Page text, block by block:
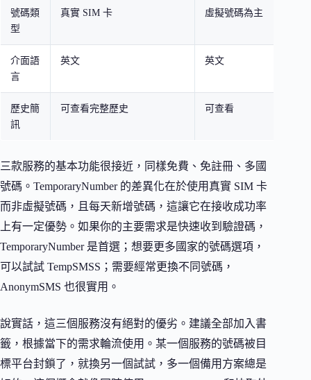
號碼類
型
真實 SIM 卡 虛擬號碼為主
介面語
言
英文 英文
歷史簡
訊
可查看完整歷史 可查看
三款服務的基本功能很接近，同樣免費、免註冊、多國
號碼。TemporaryNumber 的差異化在於使用真實 SIM 卡
而非虛擬號碼，且每天新增號碼，這讓它在接收成功率
上有一定優勢。如果你的主要需求是快速收到驗證碼，
TemporaryNumber 是首選；想要更多國家的號碼選項，
可以試試 TempSMSS；需要經常更換不同號碼，
AnonymSMS 也很實用。
說實話，這三個服務沒有絕對的優劣。建議全部加入書
籤，根據當下的需求輪流使用。某一個服務的號碼被目
標平台封鎖了，就換另一個試試，多一個備用方案總是